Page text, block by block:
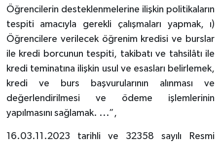
Öğrencilerin desteklenmelerine ilişkin politikaların
tespiti amacıyla gerekli çalışmaları yapmak, ı)
Öğrencilere verilecek öğrenim kredisi ve burslar
ile kredi borcunun tespiti, takibatı ve tahsilâtı ile
kredi teminatına ilişkin usul ve esasları belirlemek,
kredi ve burs başvurularının alınması ve
değerlendirilmesi ve ödeme işlemlerinin
yapılmasını sağlamak. ...”,
16.03.11.2023 tarihli ve 32358 sayılı Resmi